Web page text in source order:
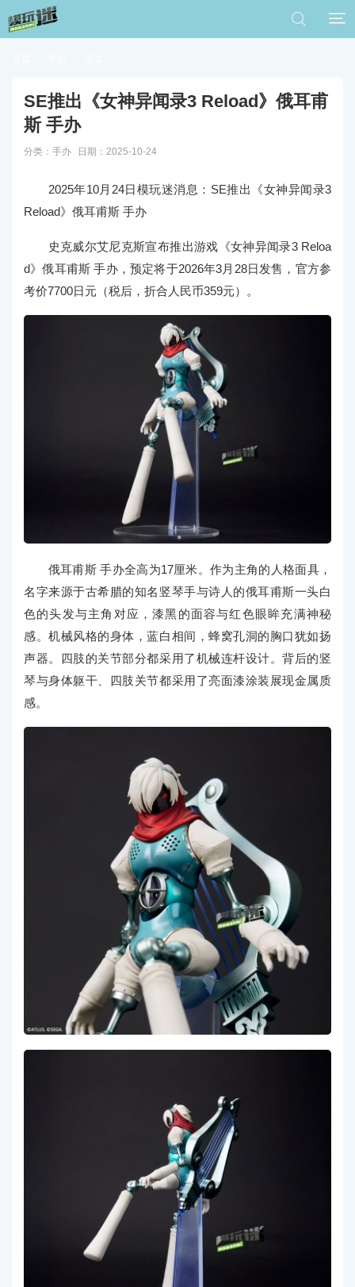


SE推出《女神异闻录3 Reload》俄耳甫
斯 手办
分类： 手办 日期：2025-10-24
2025年10月24日模玩迷消息： SE推出《女神异闻录3
Reload》俄耳甫斯 手办
史克威尔艾尼克斯宣布推出游戏《女神异闻录3 Reloa
d》俄耳甫斯 手办，预定将于2026年3月28日发售，官方参
考价7700日元（税后，折合人民币359元）。
俄耳甫斯 手办全高为17厘米。作为主角的人格面具，
名字来源于古希腊的知名竖琴手与诗人的俄耳甫斯一头白
色的头发与主角对应，漆黑的面容与红色眼眸充满神秘
感。机械风格的身体，蓝白相间，蜂窝孔洞的胸口犹如扬
声器。四肢的关节部分都采用了机械连杆设计。背后的竖
琴与身体躯干、四肢关节都采用了亮面漆涂装展现金属质
感。